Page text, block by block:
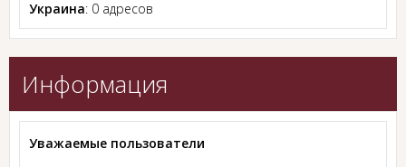
Украина: 0 адресов
Информация
Уважаемые пользователи